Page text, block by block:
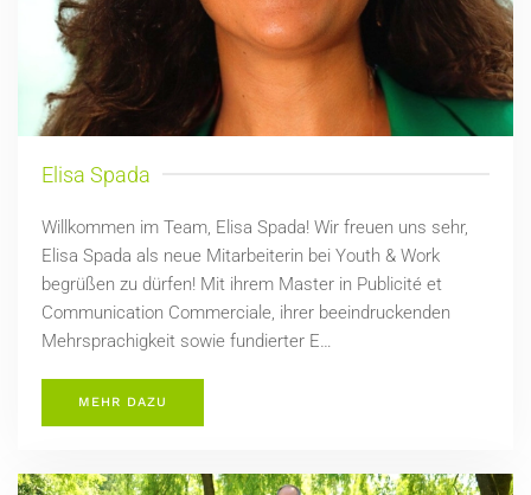
Elisa Spada
Willkommen im Team, Elisa Spada! Wir freuen uns sehr,
Elisa Spada als neue Mitarbeiterin bei Youth & Work
begrüßen zu dürfen! Mit ihrem Master in Publicité et
Communication Commerciale, ihrer beeindruckenden
Mehrsprachigkeit sowie fundierter E…
MEHR DAZU